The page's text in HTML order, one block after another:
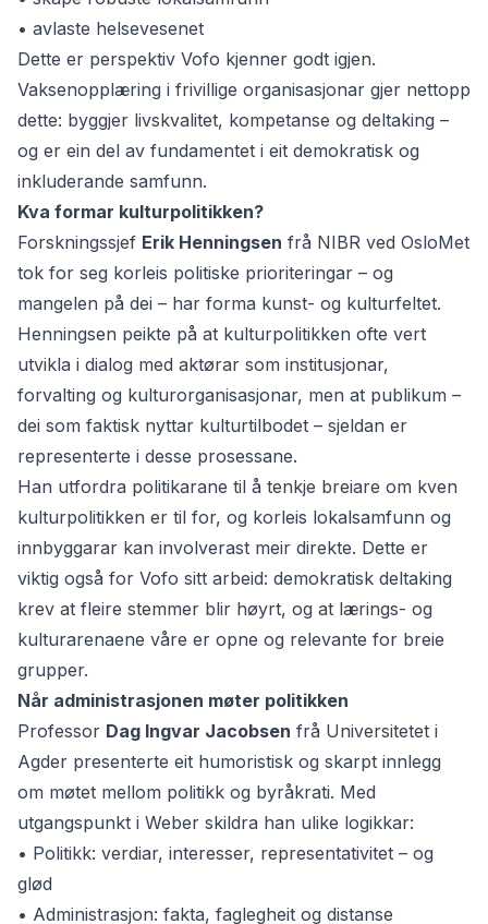
• avlaste helsevesenet
Dette er perspektiv Vofo kjenner godt igjen.
Vaksenopplæring i frivillige organisasjonar gjer nettopp
dette: byggjer livskvalitet, kompetanse og deltaking –
og er ein del av fundamentet i eit demokratisk og
inkluderande samfunn.
Kva formar kulturpolitikken?
Forskningssjef Erik Henningsen frå NIBR ved OsloMet
tok for seg korleis politiske prioriteringar – og
mangelen på dei – har forma kunst- og kulturfeltet.
Henningsen peikte på at kulturpolitikken ofte vert
utvikla i dialog med aktørar som institusjonar,
forvalting og kulturorganisasjonar, men at publikum –
dei som faktisk nyttar kulturtilbodet – sjeldan er
representerte i desse prosessane.
Han utfordra politikarane til å tenkje breiare om kven
kulturpolitikken er til for, og korleis lokalsamfunn og
innbyggarar kan involverast meir direkte. Dette er
viktig også for Vofo sitt arbeid: demokratisk deltaking
krev at fleire stemmer blir høyrt, og at lærings- og
kulturarenaene våre er opne og relevante for breie
grupper.
Når administrasjonen møter politikken
Professor Dag Ingvar Jacobsen frå Universitetet i
Agder presenterte eit humoristisk og skarpt innlegg
om møtet mellom politikk og byråkrati. Med
utgangspunkt i Weber skildra han ulike logikkar:
• Politikk: verdiar, interesser, representativitet – og
glød
• Administrasjon: fakta, faglegheit og distanse